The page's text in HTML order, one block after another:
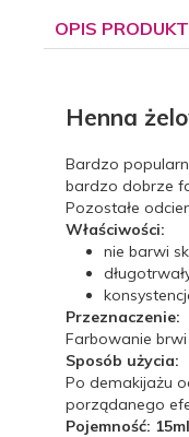
OPIS
Henna
Bardzo
bardzo dobrze
Pozostałe
Właściwości:
nie barwi
Przeznaczenie:
Farbowanie brwi
Sposób użycia:
Po demakijażu
porządanego
Pojemność: 15ml